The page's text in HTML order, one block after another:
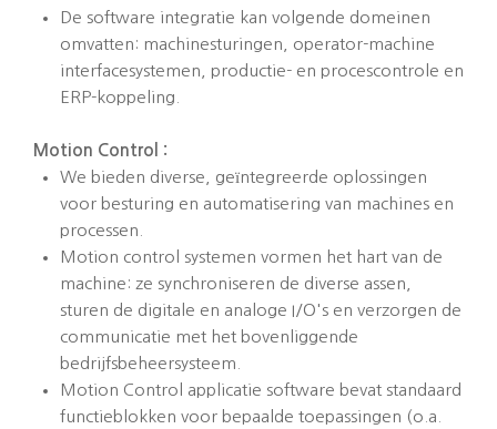
De software integratie kan volgende domeinen
omvatten: machinesturingen, operator-machine
interfacesystemen, productie- en procescontrole en
ERP-koppeling.
Motion Control :
We bieden diverse, geïntegreerde oplossingen
voor besturing en automatisering van machines en
processen.
Motion control systemen vormen het hart van de
machine: ze synchroniseren de diverse assen,
sturen de digitale en analoge I/O's en verzorgen de
communicatie met het bovenliggende
bedrijfsbeheersysteem.
Motion Control applicatie software bevat standaard
functieblokken voor bepaalde toepassingen (o.a.